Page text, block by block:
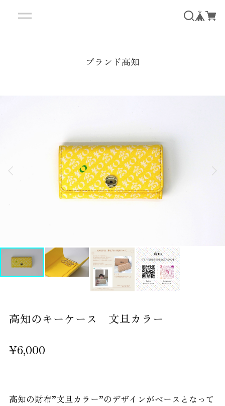
ブランド高知
高知のキーケース 文旦カラー
¥6,000
高知の財布”文旦カラー”のデザインがベースとなって